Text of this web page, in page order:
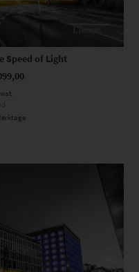
Speed of Light
auf der Produktseite gewählt werden